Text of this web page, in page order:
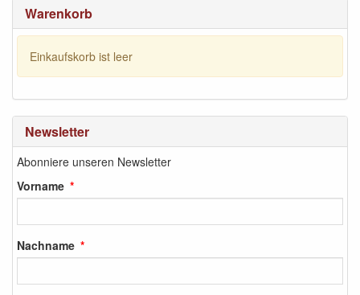
Warenkorb
Einkaufskorb ist leer
Newsletter
Abonniere unseren Newsletter
Vorname
Nachname